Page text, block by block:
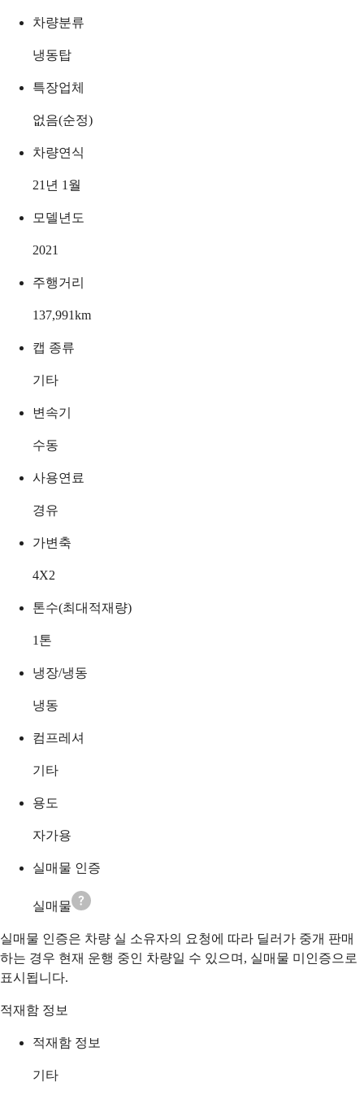
차량분류
냉동탑
특장업체
없음(순정)
차량연식
21년 1월
모델년도
2021
주행거리
137,991km
캡 종류
기타
변속기
수동
사용연료
경유
가변축
4X2
톤수(최대적재량)
1 톤
냉장/냉동
냉동
컴프레셔
기타
용도
자가용
실매물 인증
실매물
실매물 인증은 차량 실 소유자의 요청에 따라 딜러가 중개 판매
하는 경우 현재 운행 중인 차량일 수 있으며, 실매물 미인증으로
표시됩니다.
적재함 정보
적재함 정보
기타